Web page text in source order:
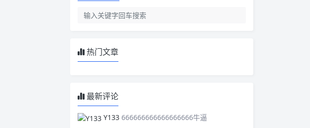
热门文章
最新评论
Y133 666666666666666666牛逼